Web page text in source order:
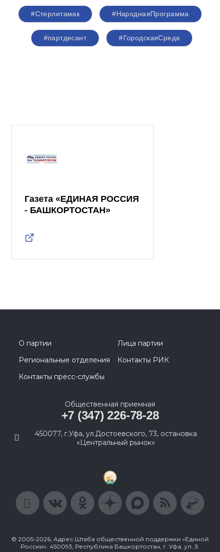
#Стерлитамак #НароднаяПрограмма
#партдесант #ГородскаяСреда
Газета «ЕДИНАЯ РОССИЯ
- БАШКОРТОСТАН»
О партии
Лица партии
Региональные отделения
Контакты РИК
Контакты пресс-службы
Общественная приемная
+7 (347) 226-78-28
450077, г.Уфа, ул.Достоевского, 73, остановка
«Центральный рынок»
© 2005-2026, Адрес Штаба общественной поддержки «Единой
России»: 450093, Республика Башкортостан, г. Уфа, ул. З.